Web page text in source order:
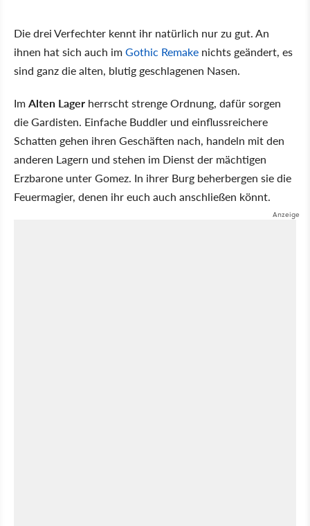
Die drei Verfechter kennt ihr natürlich nur zu gut. An
ihnen hat sich auch imGothic Remake nichts geändert, es
sind ganz die alten, blutig geschlagenen Nasen.
ImAlten Lager herrscht strenge Ordnung, dafür sorgen
die Gardisten. Einfache Buddler und einflussreichere
Schatten gehen ihren Geschäften nach, handeln mit den
anderen Lagern und stehen im Dienst der mächtigen
Erzbarone unter Gomez. In ihrer Burg beherbergen sie die
Feuermagier, denen ihr euch auch anschließen könnt.